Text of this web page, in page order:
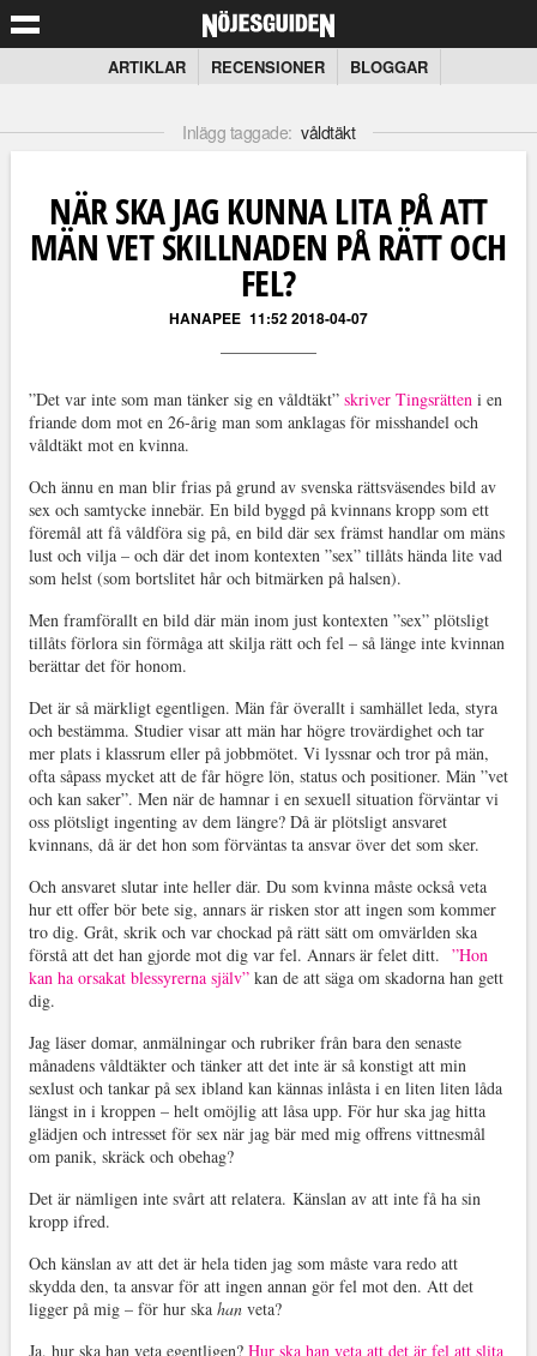
ARTIKLAR RECENSIONER BLOGGAR
Inlägg taggade: våldtäkt
NÄR SKA JAG KUNNA LITA PÅ ATT
MÄN VET SKILLNADEN PÅ RÄTT OCH
FEL?
HANAPEE 11:52 2018-04-07
”Det var inte som man tänker sig en våldtäkt” skriver Tingsrätteni en
friande dom mot en 26-årig man som anklagas för misshandel och
våldtäkt mot en kvinna.
Och ännu en man blir frias på grund av svenska rättsväsendes bild av
sex och samtycke innebär. En bild byggd på kvinnans kropp som ett
föremål att få våldföra sig på, en bild där sex främst handlar om mäns
lust och vilja – och där det inom kontexten ”sex” tillåts hända lite vad
som helst (som bortslitet hår och bitmärken på halsen).
Men framförallt en bild där män inom just kontexten ”sex” plötsligt
tillåts förlora sin förmåga att skilja rätt och fel – så länge inte kvinnan
berättar det för honom.
Det är så märkligt egentligen. Män får överallt i samhället leda, styra
och bestämma. Studier visar att män har högre trovärdighet och tar
mer plats i klassrum eller på jobbmötet. Vi lyssnar och tror på män,
ofta såpass mycket att de får högre lön, status och positioner. Män ”vet
och kan saker”. Men när de hamnar i en sexuell situation förväntar vi
oss plötsligt ingenting av dem längre? Då är plötsligt ansvaret
kvinnans, då är det hon som förväntas ta ansvar över det som sker.
Och ansvaret slutar inte heller där. Du som kvinna måste också veta
hur ett offer bör bete sig, annars är risken stor att ingen som kommer
tro dig. Gråt, skrik och var chockad på rätt sätt om omvärlden ska
förstå att det han gjorde mot dig var fel. Annars är felet ditt. ”Hon
kan ha orsakat blessyrerna själv”kan de att säga om skadorna han gett
dig.
Jag läser domar, anmälningar och rubriker från bara den senaste
månadens våldtäkter och tänker att det inte är så konstigt att min
sexlust och tankar på sex ibland kan kännas inlåsta i en liten liten låda
längst in i kroppen – helt omöjlig att låsa upp. För hur ska jag hitta
glädjen och intresset för sex när jag bär med mig offrens vittnesmål
om panik, skräck och obehag?
Det är nämligen inte svårt att relatera. Känslan av att inte få ha sin
kropp ifred.
Och känslan av att det är hela tiden jag som måste vara redo att
skydda den, ta ansvar för att ingen annan gör fel mot den. Att det
ligger på mig – för hur ska hanveta?
Ja, hur ska han veta egentligen? Hur ska han veta att det är fel att slita